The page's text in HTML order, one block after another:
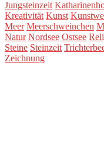
Jungsteinzeit
Kreativität Kunst
Meer Meerschweinchen
Natur Nordsee Ostsee
Steine Steinzeit
Zeichnung